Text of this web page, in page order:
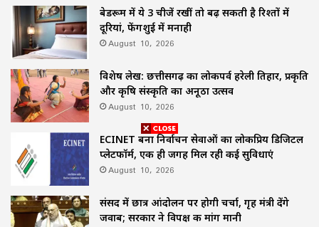
बेडरूम में ये 3 चीजें रखीं तो बढ़ सकती है रिश्तों में
दूरियां, फेंगशुई में मनाही
August 10, 2026
विशेष लेख: छत्तीसगढ़ का लोकपर्व हरेली तिहार, प्रकृति
और कृषि संस्कृति का अनूठा उत्सव
August 10, 2026
ECINET बना निर्वाचन सेवाओं का लोकप्रिय डिजिटल
प्लेटफॉर्म, एक ही जगह मिल रही कई सुविधाएं
August 10, 2026
संसद में छात्र आंदोलन पर होगी चर्चा, गृह मंत्री देंगे
जवाब; सरकार ने विपक्ष की मांग मानी